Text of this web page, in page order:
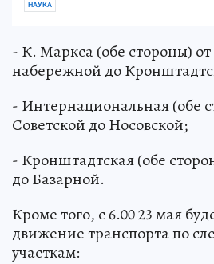
НАУКА
- К. Маркса (обе стороны)
набережной до
- Интернациональная (обе
Советской до Носовской;
- Кронштадтская (обе
до Базарной.
Кроме того, с 6.00 23 мая
движение транспорта по
участкам: